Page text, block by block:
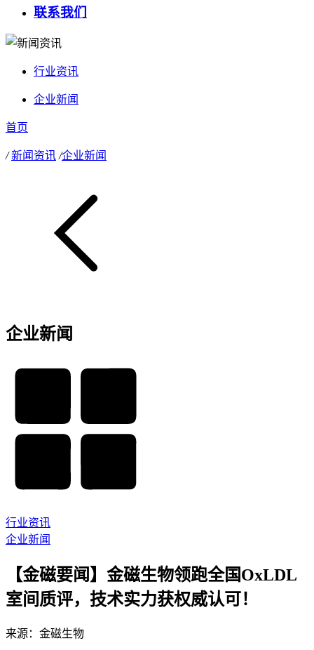
联系我们
行业资讯
企业新闻
首页
/ 新闻资讯 /企业新闻
企业新闻
行业资讯
企业新闻
【金磁要闻】金磁生物领跑全国OxLDL
室间质评，技术实力获权威认可！
来源：金磁生物